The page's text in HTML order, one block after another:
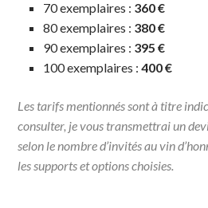
70 exemplaires : 360 €
80 exemplaires : 380 €
90 exemplaires : 395 €
100 exemplaires : 400 €
Les tarifs mentionnés sont à titre
consulter, je vous transmettrai un
selon le nombre d’invités au vin
les supports et options choisies.